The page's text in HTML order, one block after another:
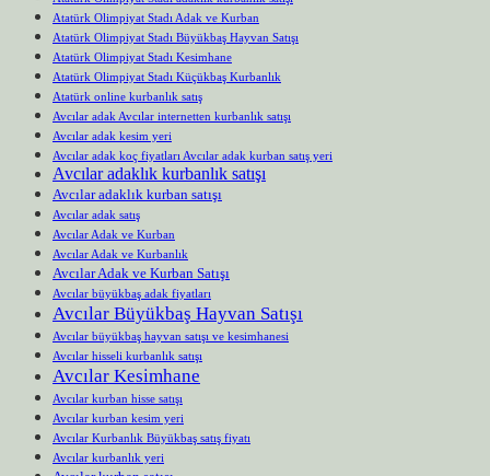
Atatürk Olimpiyat Stadı Adak ve Kurban
Atatürk Olimpiyat Stadı Büyükbaş Hayvan Satışı
Atatürk Olimpiyat Stadı Kesimhane
Atatürk Olimpiyat Stadı Küçükbaş Kurbanlık
Atatürk online kurbanlık satış
Avcılar adak Avcılar internetten kurbanlık satışı
Avcılar adak kesim yeri
Avcılar adak koç fiyatları Avcılar adak kurban satış yeri
Avcılar adaklık kurbanlık satışı
Avcılar adaklık kurban satışı
Avcılar adak satış
Avcılar Adak ve Kurban
Avcılar Adak ve Kurbanlık
Avcılar Adak ve Kurban Satışı
Avcılar büyükbaş adak fiyatları
Avcılar Büyükbaş Hayvan Satışı
Avcılar büyükbaş hayvan satışı ve kesimhanesi
Avcılar hisseli kurbanlık satışı
Avcılar Kesimhane
Avcılar kurban hisse satışı
Avcılar kurban kesim yeri
Avcılar Kurbanlık Büyükbaş satış fiyatı
Avcılar kurbanlık yeri